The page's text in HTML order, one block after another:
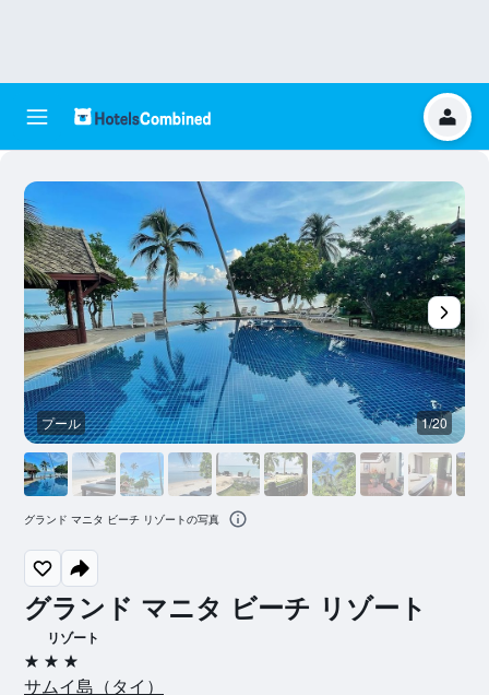
グランド マニタ ビーチ リゾート
リゾート
3つ星
サムイ島​（タイ​）​
プール 1/20
グランド マニタ ビーチ リゾートの写真